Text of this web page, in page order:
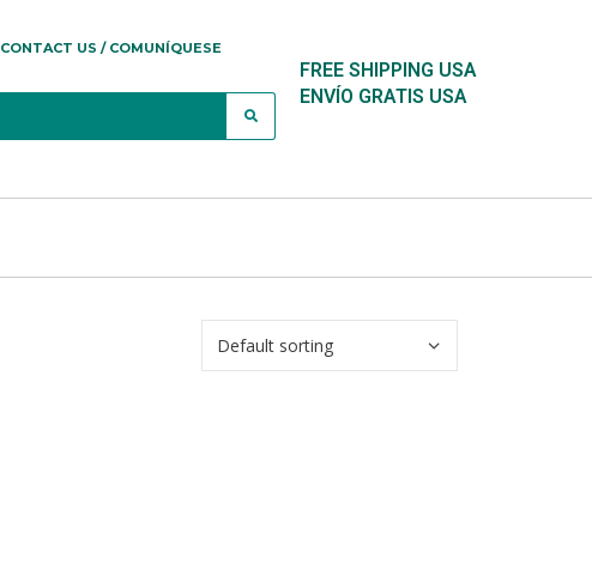
CONTACT US / COMUNÍQUESE
FREE SHIPPING USA
ENVÍO GRATIS USA